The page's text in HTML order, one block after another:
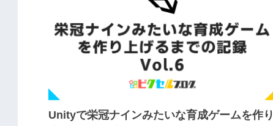
Unityで栄冠ナインみたいな育成ゲームを作り